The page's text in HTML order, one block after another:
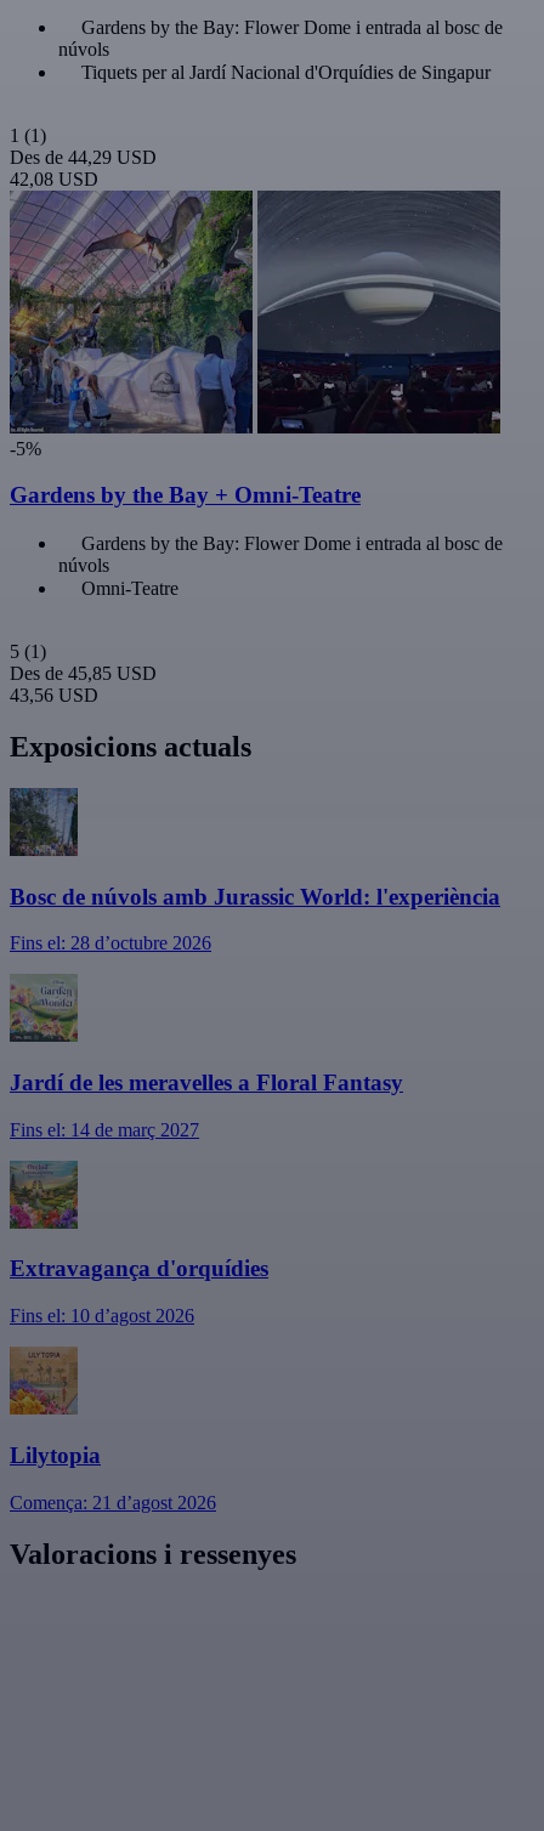
Gardens by the Bay: Flower Dome i entrada al bosc de
núvols
Tiquets per al Jardí Nacional d'Orquídies de Singapur
1 (1)
Des de 44,29 USD
42,08 USD
-5%
Gardens by the Bay + Omni-Teatre
Gardens by the Bay: Flower Dome i entrada al bosc de
núvols
Omni-Teatre
5 (1)
Des de 45,85 USD
43,56 USD
Exposicions actuals
Bosc de núvols amb Jurassic World: l'experiència
Fins el: 28 d’octubre 2026
Jardí de les meravelles a Floral Fantasy
Fins el: 14 de març 2027
Extravagança d'orquídies
Fins el: 10 d’agost 2026
Lilytopia
Comença: 21 d’agost 2026
Valoracions i ressenyes